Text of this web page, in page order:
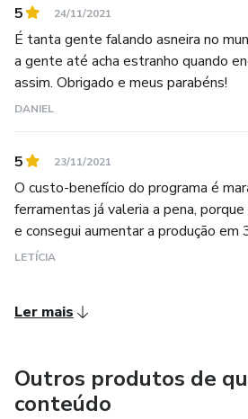
foco na busca pela excelência dos
visando redução de custos e
grandes indústrias, como a FIAT
Pernambuco, FIAT Chrysler
Plástico do Grupo Magnetti Marelli,
5 24/11/2021
É tanta gente falando asneira no
a gente até acha estranho quando
assim. Obrigado e meus parabéns!
DANIEL
5 23/11/2021
O custo-benefício do programa é
ferramentas já valeria a pena, porque
e consegui aumentar a produção em
LETÍCIA
Ler mais
Outros produtos de
conteúdo